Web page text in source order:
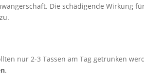
Die schädigende Wirkung
nur 2-3 Tassen am Tag getrunken
.